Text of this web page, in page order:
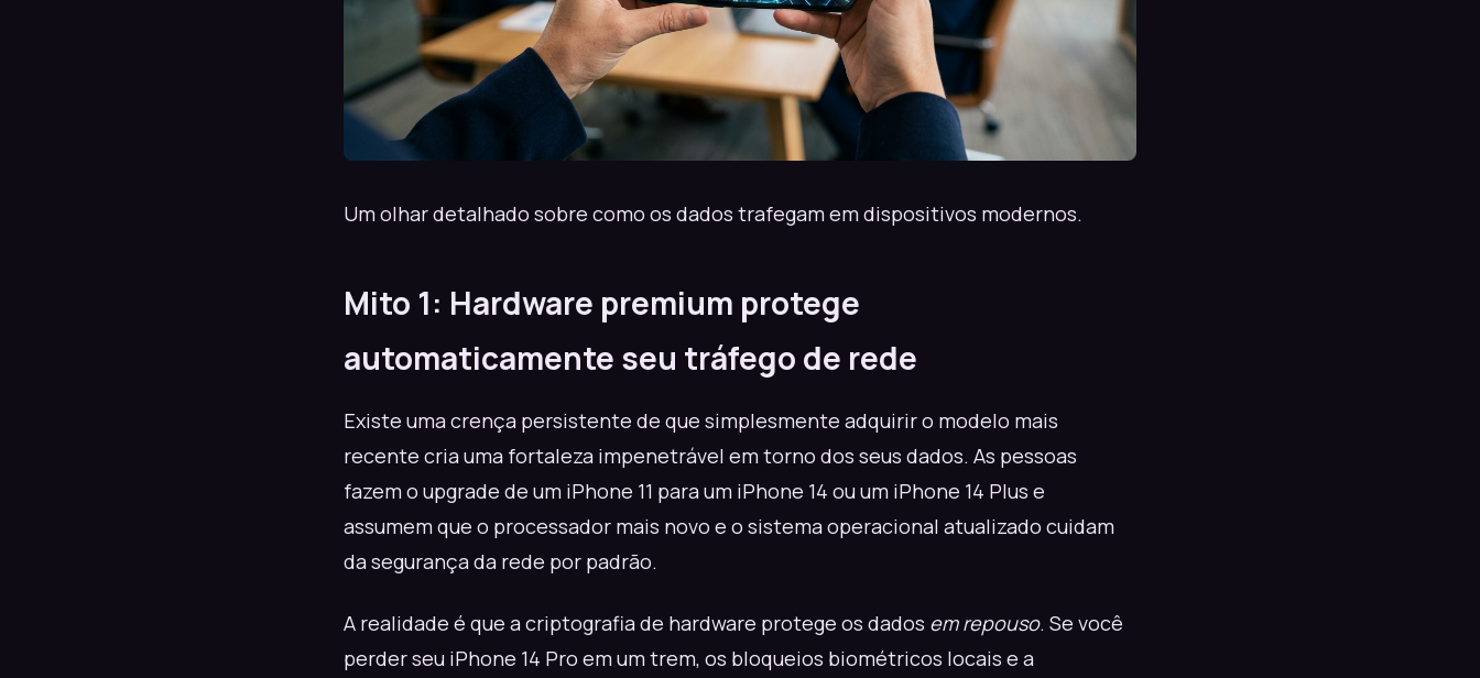
Um olhar detalhado sobre como os dados trafegam em dispositivos modernos.
Mito 1: Hardware premium protege
automaticamente seu tráfego de rede
Existe uma crença persistente de que simplesmente adquirir o modelo mais
recente cria uma fortaleza impenetrável em torno dos seus dados. As pessoas
fazem o upgrade de um iPhone 11 para um iPhone 14 ou um iPhone 14 Plus e
assumem que o processador mais novo e o sistema operacional atualizado cuidam
da segurança da rede por padrão.
A realidade é que a criptografia de hardware protege os dados em repouso. Se você
perder seu iPhone 14 Pro em um trem, os bloqueios biométricos locais e a